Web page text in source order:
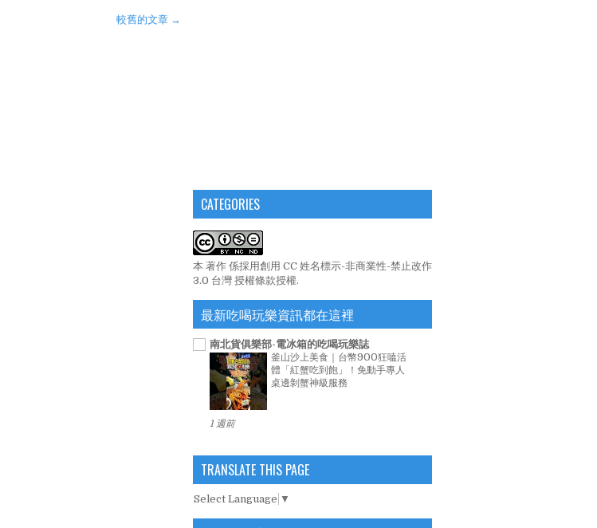
較舊的文章 →
CATEGORIES
本 著作 係採用創用 CC 姓名標示-非商業性-禁止改作
3.0 台灣 授權條款授權.
最新吃喝玩樂資訊都在這裡
南北貨俱樂部-電冰箱的吃喝玩樂誌
釜山沙上美食｜台幣900狂嗑活
體「紅蟹吃到飽」！免動手專人
桌邊剝蟹神級服務
1 週前
TRANSLATE THIS PAGE
Select Language ▼